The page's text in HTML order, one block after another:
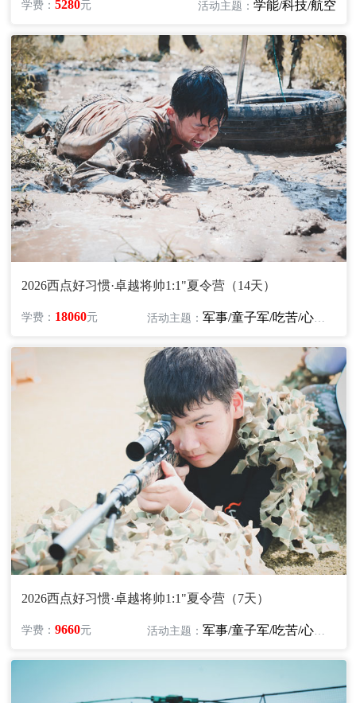
学费：5280元 活动主题： 学能/科技/航空
2026西点好习惯·卓越将帅1:1"夏令营（14天）
学费： 18060元 活动主题：军事/童子军/吃苦/心智/领袖/励志
2026西点好习惯·卓越将帅1:1"夏令营（7天）
学费：9660元 活动主题：军事/童子军/吃苦/心智/励志